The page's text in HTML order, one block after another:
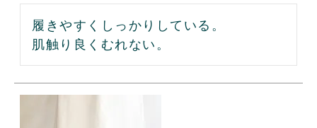
履きやすくしっかりしている。
肌触り良くむれない。